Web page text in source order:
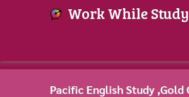
Work While Study
Pacific English Study ,Gold